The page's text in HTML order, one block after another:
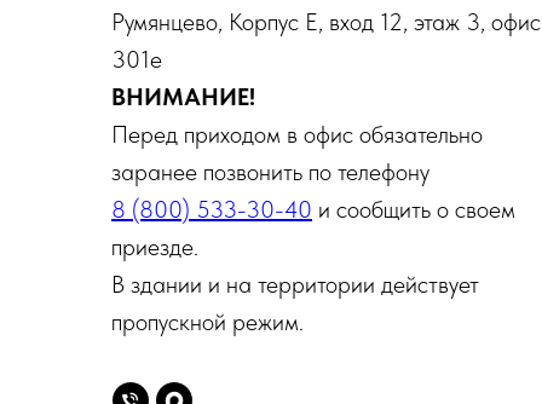
Румянцево, Корпус Е, вход 12, этаж 3, офис
301е
ВНИМАНИЕ!
Перед приходом в офис обязательно
заранее позвонить по телефону
8 (800) 533-30-40 и сообщить о своем
приезде.
В здании и на территории действует
пропускной режим.